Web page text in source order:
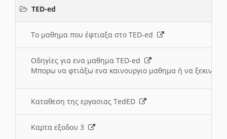
TED-ed
Το μαθημα που έφτιαξα στο TED-ed
Οδηγίες για ενα μαθημα TED-ed
Μπορω να φτιάξω ενα καινουργιο μαθημα ή να
Καταθεση της εργασιας TedED
Καρτα εξοδου 3